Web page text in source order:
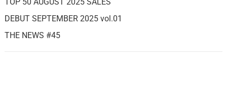
DEBUT SEPTEMBER 2025 vol.01
THE NEWS #45